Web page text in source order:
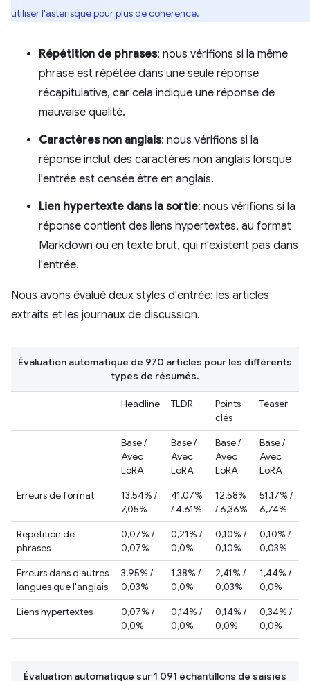
utiliser l'astérisque pour plus de cohérence.
Répétition de phrases: nous vérifions si la même
phrase est répétée dans une seule réponse
récapitulative, car cela indique une réponse de
mauvaise qualité.
Caractères non anglais: nous vérifions si la
réponse inclut des caractères non anglais lorsque
l'entrée est censée être en anglais.
Lien hypertexte dans la sortie: nous vérifions si la
réponse contient des liens hypertextes, au format
Markdown ou en texte brut, qui n'existent pas dans
l'entrée.
Nous avons évalué deux styles d'entrée: les articles
extraits et les journaux de discussion.
Headline TLDR
Points
clés
Teaser
Base /
Avec
LoRA
Base /
Avec
LoRA
Base /
Avec
LoRA
Base /
Avec
LoRA
Erreurs de format
13,54% /
7,05%
41,07%
/ 4,61%
12,58%
/ 6,36%
51,17% /
6,74%
Répétition de
phrases
0,07% /
0,07%
0,21% /
0,0%
0,10% /
0,10%
0,10% /
0,03%
Erreurs dans d'autres
langues que l'anglais
3,95% /
0,03%
1,38% /
0,0%
2,41% /
0,03%
1,44% /
0,0%
Liens hypertextes
0,07% /
0,0%
0,14% /
0,0%
0,14% /
0,0%
0,34% /
0,0%
Évaluation automatique de 970 articles pour les différents
types de résumés.
Évaluation automatique sur 1 091 échantillons de saisies